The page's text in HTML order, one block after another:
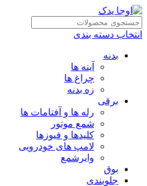
انتخاب دسته بندی
بدنه
آینه ها
چراغ ها
زه بدنه
برقی
رله ها و آفتامات ها
شمع موتور
کلیدها و فیوزها
لامپ های خودرویی
وایرشمع
بوق
جلوبندی